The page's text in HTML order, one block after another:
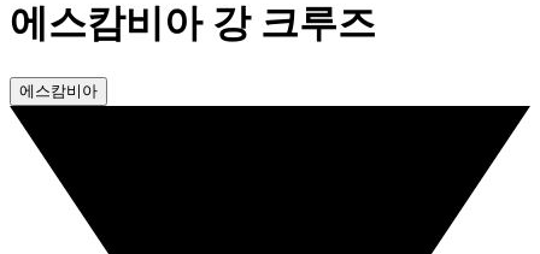
에스캄비아 강 크루즈
에스캄비아